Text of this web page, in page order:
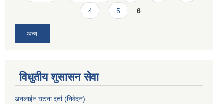
4 5 6
अन्य
विधुतीय शुसासन सेवा
अनलाईन घटना दर्ता (निवेदन)